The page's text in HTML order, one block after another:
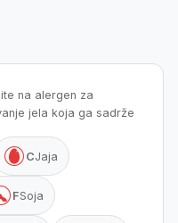
na alergen za
jela koja ga sadrže
 CJaja
FSoja